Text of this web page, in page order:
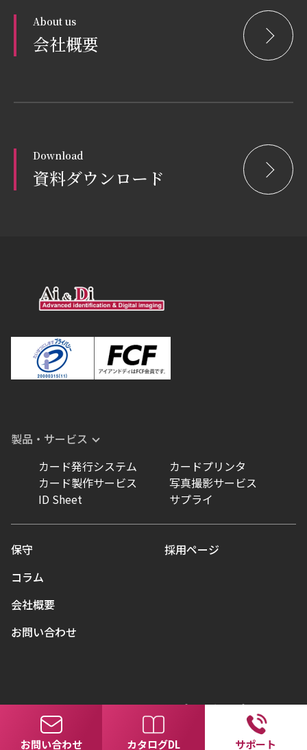
About us
会社概要
Download
資料ダウンロード
製品・サービス
カード発行システム
カードプリンタ
カード製作サービス
写真撮影サービス
ID Sheet
サプライ
保守
コラム
会社概要
お問い合わせ
採用ページ
© Ai&Di Co., Ltd. All Rights Reserved.プライバシーポリシー
お問い合わせ カタログDL サポート